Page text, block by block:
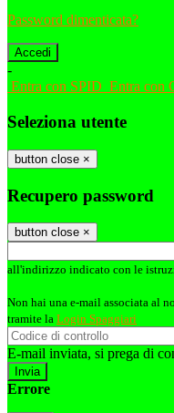
Password dimenticata?
-
Entra con SPID Entra con
Seleziona utente
button close ×
Recupero password
button close ×
all'indirizzo indicato con le
Non hai una e-mail associata al
tramite la Login Spaggiari
E-mail inviata, si prega di
Errore